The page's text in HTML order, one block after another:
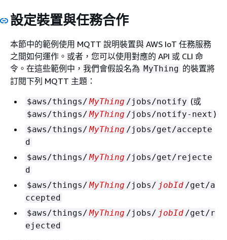
設定裝置與任務合作
本節中的範例使用 MQTT 說明裝置與 AWS IoT 任務服務
之間如何運作。或者，您可以使用對應的 API 或 CLI 命
令。在這些範例中，我們會假設名為 MyThing 的裝置將
訂閱下列 MQTT 主題：
$aws/things/ MyThing /jobs/notify (或
$aws/things/ MyThing /jobs/notify-next )
$aws/things/ MyThing /jobs/get/accepte
d
$aws/things/ MyThing /jobs/get/rejecte
d
$aws/things/ MyThing /jobs/ jobId /get/a
ccepted
$aws/things/ MyThing /jobs/ jobId /get/r
ejected